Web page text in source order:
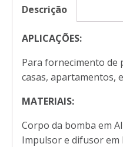
Descrição
APLICAÇÕES:
Para fornecimento de
casas, apartamentos,
MATERIAIS:
Corpo da bomba em
Impulsor e difusor em